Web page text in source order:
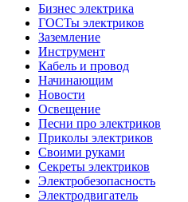
Бизнес электрика
ГОСТы электриков
Заземление
Инструмент
Кабель и провод
Начинающим
Новости
Освещение
Песни про электриков
Приколы электриков
Своими руками
Секреты электриков
Электробезопасность
Электродвигатель